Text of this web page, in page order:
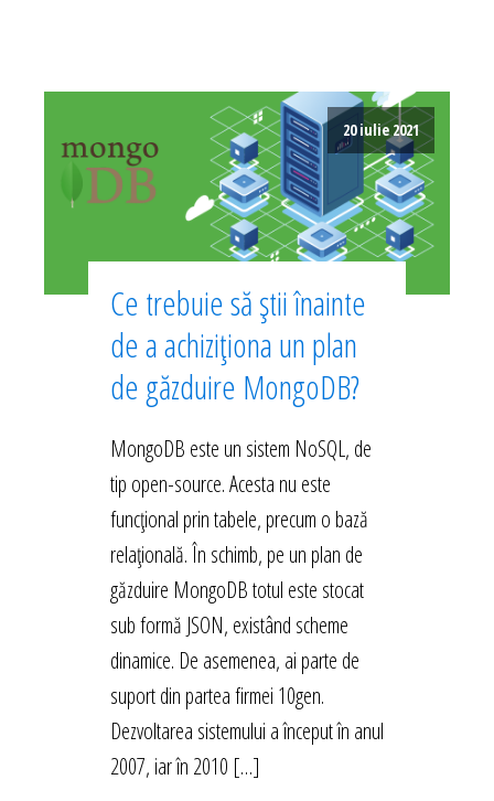
20 iulie 2021
Ce trebuie să știi înainte
de a achiziționa un plan
de găzduire MongoDB?
MongoDB este un sistem NoSQL, de
tip open-source. Acesta nu este
funcțional prin tabele, precum o bază
relațională. În schimb, pe un plan de
găzduire MongoDB totul este stocat
sub formă JSON, existând scheme
dinamice. De asemenea, ai parte de
suport din partea firmei 10gen.
Dezvoltarea sistemului a început în anul
2007, iar în 2010 […]